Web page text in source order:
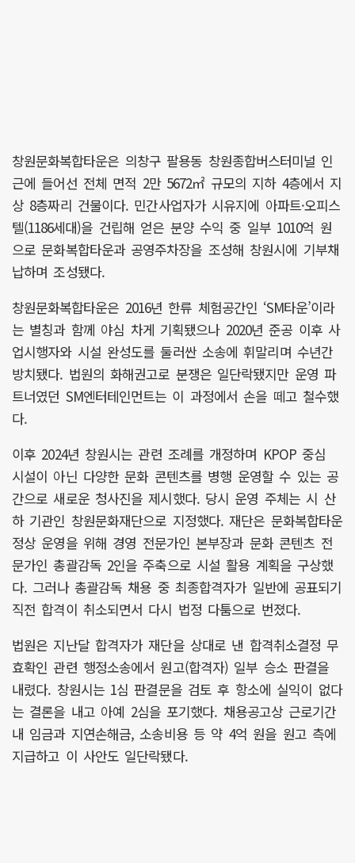
창원문화복합타운은 의창구 팔용동 창원종합버스터미널 인
근에 들어선 전체 면적 2만 5672㎡ 규모의 지하 4층에서 지
상 8층짜리 건물이다. 민간사업자가 시유지에 아파트·오피스
텔(1186세대)을 건립해 얻은 분양 수익 중 일부 1010억 원
으로 문화복합타운과 공영주차장을 조성해 창원시에 기부채
납하며 조성됐다.
창원문화복합타운은 2016년 한류 체험공간인 ‘SM타운’이라
는 별칭과 함께 야심 차게 기획됐으나 2020년 준공 이후 사
업시행자와 시설 완성도를 둘러싼 소송에 휘말리며 수년간
방치됐다. 법원의 화해권고로 분쟁은 일단락됐지만 운영 파
트너였던 SM엔터테인먼트는 이 과정에서 손을 떼고 철수했
다.
이후 2024년 창원시는 관련 조례를 개정하며 KPOP 중심
시설이 아닌 다양한 문화 콘텐츠를 병행 운영할 수 있는 공
간으로 새로운 청사진을 제시했다. 당시 운영 주체는 시 산
하 기관인 창원문화재단으로 지정했다. 재단은 문화복합타운
정상 운영을 위해 경영 전문가인 본부장과 문화 콘텐츠 전
문가인 총괄감독 2인을 주축으로 시설 활용 계획을 구상했
다. 그러나 총괄감독 채용 중 최종합격자가 일반에 공표되기
직전 합격이 취소되면서 다시 법정 다툼으로 번졌다.
법원은 지난달 합격자가 재단을 상대로 낸 합격취소결정 무
효확인 관련 행정소송에서 원고(합격자) 일부 승소 판결을
내렸다. 창원시는 1심 판결문을 검토 후 항소에 실익이 없다
는 결론을 내고 아예 2심을 포기했다. 채용공고상 근로기간
내 임금과 지연손해금, 소송비용 등 약 4억 원을 원고 측에
지급하고 이 사안도 일단락됐다.